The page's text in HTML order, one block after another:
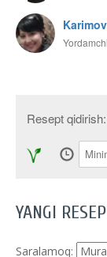
Yordamchi
Resept qidirish:
YANGI
Saralamoq: